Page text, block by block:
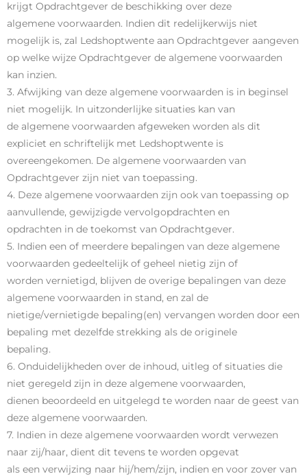
krijgt Opdrachtgever de beschikking over deze
algemene voorwaarden. Indien dit redelijkerwijs niet
mogelijk is, zal Ledshoptwente aan Opdrachtgever aangeven
op welke wijze Opdrachtgever de algemene voorwaarden
kan inzien.
3. Afwijking van deze algemene voorwaarden is in beginsel
niet mogelijk. In uitzonderlijke situaties kan van
de algemene voorwaarden afgeweken worden als dit
expliciet en schriftelijk met Ledshoptwente is
overeengekomen. De algemene voorwaarden van
Opdrachtgever zijn niet van toepassing.
4. Deze algemene voorwaarden zijn ook van toepassing op
aanvullende, gewijzigde vervolgopdrachten en
opdrachten in de toekomst van Opdrachtgever.
5. Indien een of meerdere bepalingen van deze algemene
voorwaarden gedeeltelijk of geheel nietig zijn of
worden vernietigd, blijven de overige bepalingen van deze
algemene voorwaarden in stand, en zal de
nietige/vernietigde bepaling(en) vervangen worden door een
bepaling met dezelfde strekking als de originele
bepaling.
6. Onduidelijkheden over de inhoud, uitleg of situaties die
niet geregeld zijn in deze algemene voorwaarden,
dienen beoordeeld en uitgelegd te worden naar de geest van
deze algemene voorwaarden.
7. Indien in deze algemene voorwaarden wordt verwezen
naar zij/haar, dient dit tevens te worden opgevat
als een verwijzing naar hij/hem/zijn, indien en voor zover van